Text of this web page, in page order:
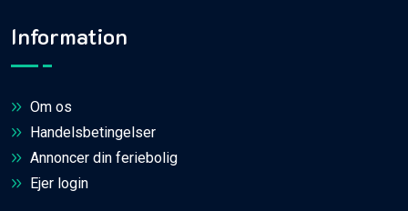
Information
Om os
Handelsbetingelser
Annoncer din feriebolig
Ejer login